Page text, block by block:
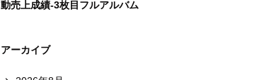
動売上成績-3枚目フルアルバム
アーカイブ